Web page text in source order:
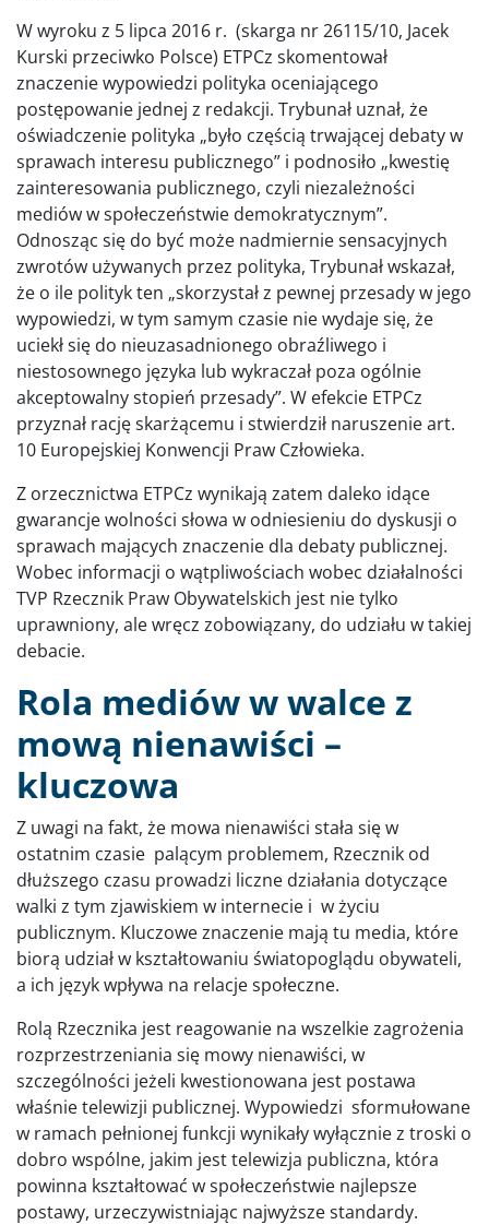
W wyroku z 5 lipca 2016 r. (skarga nr 26115/10, Jacek
Kurski przeciwko Polsce) ETPCz skomentował
znaczenie wypowiedzi polityka oceniającego
postępowanie jednej z redakcji. Trybunał uznał, że
oświadczenie polityka „było częścią trwającej debaty w
sprawach interesu publicznego” i podnosiło „kwestię
zainteresowania publicznego, czyli niezależności
mediów w społeczeństwie demokratycznym”.
Odnosząc się do być może nadmiernie sensacyjnych
zwrotów używanych przez polityka, Trybunał wskazał,
że o ile polityk ten „skorzystał z pewnej przesady w jego
wypowiedzi, w tym samym czasie nie wydaje się, że
uciekł się do nieuzasadnionego obraźliwego i
niestosownego języka lub wykraczał poza ogólnie
akceptowalny stopień przesady”. W efekcie ETPCz
przyznał rację skarżącemu i stwierdził naruszenie art.
10 Europejskiej Konwencji Praw Człowieka.
Z orzecznictwa ETPCz wynikają zatem daleko idące
gwarancje wolności słowa w odniesieniu do dyskusji o
sprawach mających znaczenie dla debaty publicznej.
Wobec informacji o wątpliwościach wobec działalności
TVP Rzecznik Praw Obywatelskich jest nie tylko
uprawniony, ale wręcz zobowiązany, do udziału w takiej
debacie.
Rola mediów w walce z
mową nienawiści –
kluczowa
Z uwagi na fakt, że mowa nienawiści stała się w
ostatnim czasie palącym problemem, Rzecznik od
dłuższego czasu prowadzi liczne działania dotyczące
walki z tym zjawiskiem w internecie i w życiu
publicznym. Kluczowe znaczenie mają tu media, które
biorą udział w kształtowaniu światopoglądu obywateli,
a ich język wpływa na relacje społeczne.
Rolą Rzecznika jest reagowanie na wszelkie zagrożenia
rozprzestrzeniania się mowy nienawiści, w
szczególności jeżeli kwestionowana jest postawa
właśnie telewizji publicznej. Wypowiedzi sformułowane
w ramach pełnionej funkcji wynikały wyłącznie z troski o
dobro wspólne, jakim jest telewizja publiczna, która
powinna kształtować w społeczeństwie najlepsze
postawy, urzeczywistniając najwyższe standardy.